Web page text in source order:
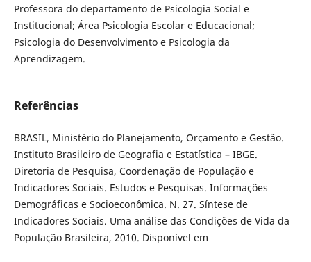
Professora do departamento de Psicologia Social e
Institucional; Área Psicologia Escolar e Educacional;
Psicologia do Desenvolvimento e Psicologia da
Aprendizagem.
Referências
BRASIL, Ministério do Planejamento, Orçamento e Gestão.
Instituto Brasileiro de Geografia e Estatística – IBGE.
Diretoria de Pesquisa, Coordenação de População e
Indicadores Sociais. Estudos e Pesquisas. Informações
Demográficas e Socioeconômica. N. 27. Síntese de
Indicadores Sociais. Uma análise das Condições de Vida da
População Brasileira, 2010. Disponível em